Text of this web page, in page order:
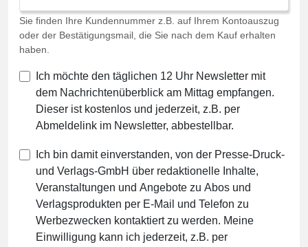
Sie finden Ihre Kundennummer z.B. auf Ihrem Kontoauszug
oder der Bestätigungsmail, die Sie nach dem Kauf erhalten
haben.
Ich möchte den täglichen 12 Uhr Newsletter mit
dem Nachrichtenüberblick am Mittag empfangen.
Dieser ist kostenlos und jederzeit, z.B. per
Abmeldelink im Newsletter, abbestellbar.
Ich bin damit einverstanden, von der Presse-Druck-
und Verlags-GmbH über redaktionelle Inhalte,
Veranstaltungen und Angebote zu Abos und
Verlagsprodukten per E-Mail und Telefon zu
Werbezwecken kontaktiert zu werden. Meine
Einwilligung kann ich jederzeit, z.B. per